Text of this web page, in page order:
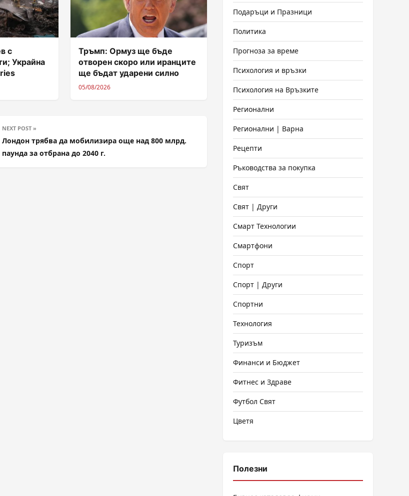
с
Украйна
Тръмп: Ормуз ще бъде
отворен скоро или иранците
ще бъдат ударени силно
05/08/2026
NEXT POST »
Лондон трябва да мобилизира още над 800 млрд.
паунда за отбрана до 2040 г.
Подаръци и Празници
Политика
Прогноза за време
Психология и връзки
Психология на Връзките
Регионални
Регионални | Варна
Рецепти
Ръководства за покупка
Свят
Свят | Други
Смарт Технологии
Смартфони
Спорт
Спорт | Други
Спортни
Технология
Туризъм
Финанси и Бюджет
Фитнес и Здраве
Футбол Свят
Цветя
Полезни